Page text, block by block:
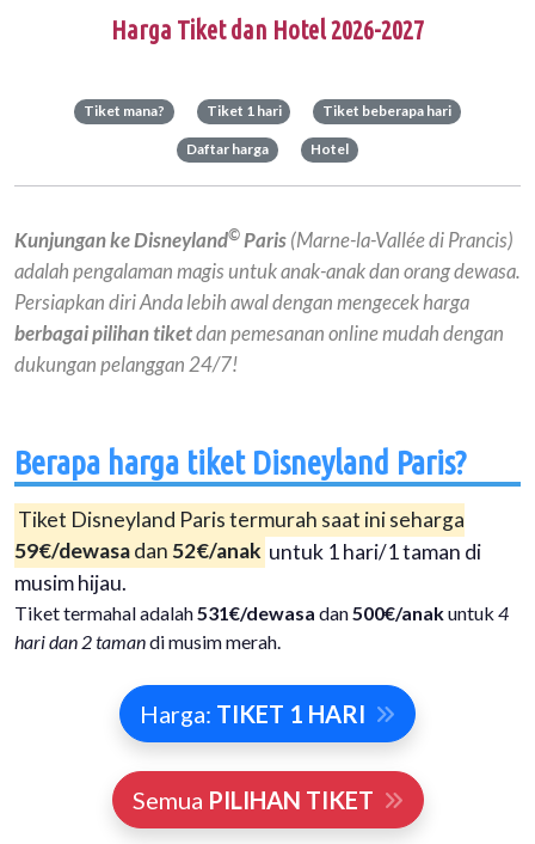
Harga Tiket dan Hotel 2026-2027
Tiket mana? Tiket 1 hari Tiket beberapa hari
Daftar harga Hotel
Kunjungan ke Disneyland© Paris(Marne-la-Vallée di Prancis)
adalah pengalaman magis untuk anak-anak dan orang dewasa.
Persiapkan diri Anda lebih awal dengan mengecek harga
berbagai pilihan tiketdan pemesanan online mudah dengan
dukungan pelanggan 24/7!
Berapa harga tiket Disneyland Paris?
Tiket Disneyland Paris termurah saat ini seharga
59€/dewasadan 52€/anak untuk 1 hari/1 taman di
musim hijau.
Tiket termahal adalah 531€/dewasa dan 500€/anakuntuk 4
hari dan 2 tamandi musim merah.
Harga: TIKET 1 HARI
Semua PILIHAN TIKET